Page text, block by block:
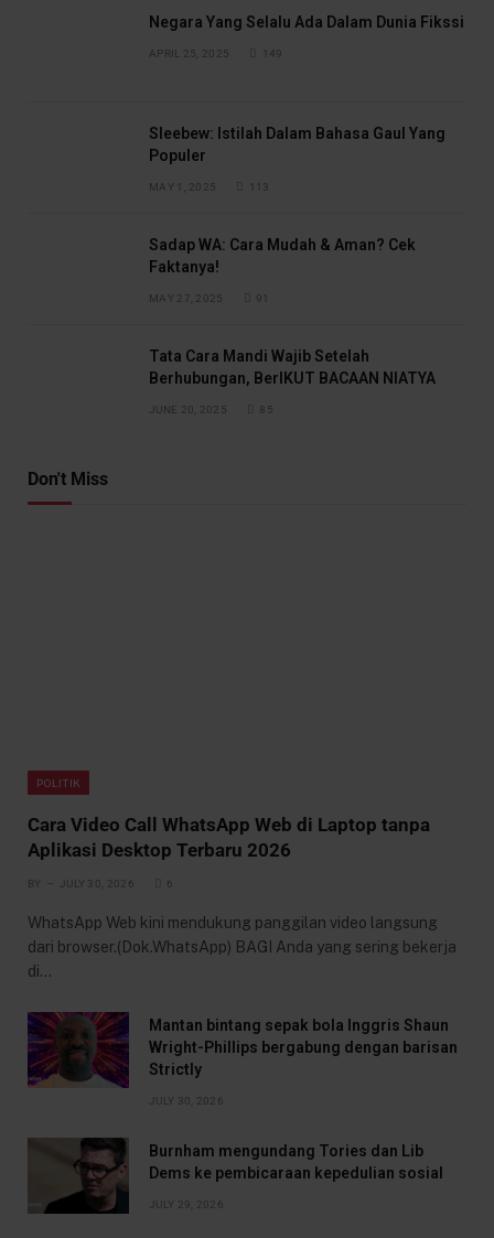
Negara Yang Selalu Ada Dalam Dunia Fikssi
APRIL 25, 2025 149
Sleebew: Istilah Dalam Bahasa Gaul Yang
Populer
MAY 1, 2025 113
Sadap WA: Cara Mudah & Aman? Cek
Faktanya!
MAY 27, 2025 91
Tata Cara Mandi Wajib Setelah
Berhubungan, BerIKUT BACAAN NIATYA
JUNE 20, 2025 85
Don't Miss
POLITIK
Cara Video Call WhatsApp Web di Laptop tanpa
Aplikasi Desktop Terbaru 2026
BY JULY 30, 2026 6
WhatsApp Web kini mendukung panggilan video langsung
dari browser.(Dok.WhatsApp) BAGI Anda yang sering bekerja
di…
Mantan bintang sepak bola Inggris Shaun
Wright-Phillips bergabung dengan barisan
Strictly
JULY 30, 2026
Burnham mengundang Tories dan Lib
Dems ke pembicaraan kepedulian sosial
JULY 29, 2026